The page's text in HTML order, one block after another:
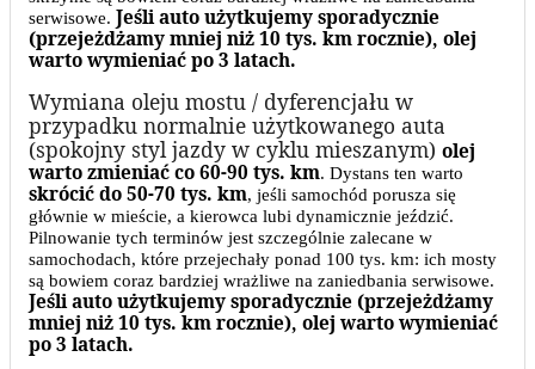
serwisowe. Jeśli auto użytkujemy sporadycznie
(przejeżdżamy mniej niż 10 tys. km rocznie), olej
warto wymieniać po 3 latach.
Wymiana oleju mostu / dyferencjału w
przypadku normalnie użytkowanego auta
(spokojny styl jazdy w cyklu mieszanym) olej
warto zmieniać co 60-90 tys. km. Dystans ten warto
skrócić do 50-70 tys. km, jeśli samochód porusza się
głównie w mieście, a kierowca lubi dynamicznie jeździć.
Pilnowanie tych terminów jest szczególnie zalecane w
samochodach, które przejechały ponad 100 tys. km: ich mosty
są bowiem coraz bardziej wrażliwe na zaniedbania serwisowe.
Jeśli auto użytkujemy sporadycznie (przejeżdżamy
mniej niż 10 tys. km rocznie), olej warto wymieniać
po 3 latach.